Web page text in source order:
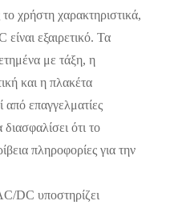
χρήστη χαρακτηριστικά,
εξαιρετικό. Τα
με τάξη, η
και η πλακέτα
από επαγγελματίες
ότι το
πληροφορίες για την
DC υποστηρίζει